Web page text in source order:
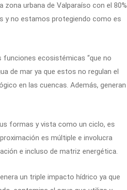
urbana de Valparaíso con el 80%
y no estamos protegiendo como es
funciones ecosistémicas “que no
de mar ya que estos no regulan el
en las cuencas. Además, generan
formas y vista como un ciclo, es
es múltiple e involucra
e incluso de matriz energética.
un triple impacto hídrico ya que